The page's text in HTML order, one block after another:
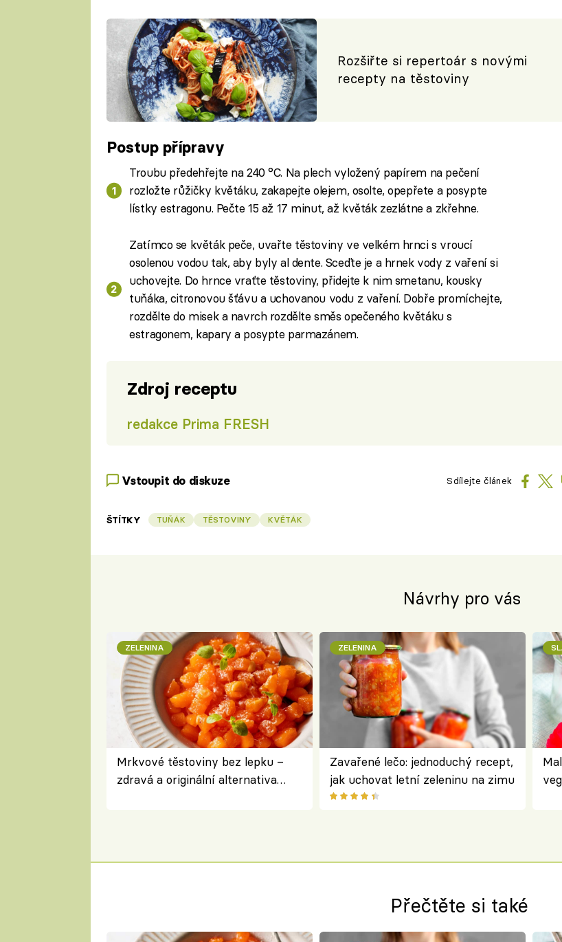
Rozšiřte si repertoár s novými
recepty na těstoviny
Postup přípravy
Troubu předehřejte na 240 °C. Na plech vyložený papírem na pečení
rozložte růžičky květáku, zakapejte olejem, osolte, opepřete a posypte
lístky estragonu. Pečte 15 až 17 minut, až květák zezlátne a zkřehne.
Zatímco se květák peče, uvařte těstoviny ve velkém hrnci s vroucí
osolenou vodou tak, aby byly al dente. Sceďte je a hrnek vody z vaření si
uchovejte. Do hrnce vraťte těstoviny, přidejte k nim smetanu, kousky
tuňáka, citronovou šťávu a uchovanou vodu z vaření. Dobře promíchejte,
rozdělte do misek a navrch rozdělte směs opečeného květáku s
estragonem, kapary a posypte parmazánem.
Zdroj receptu
redakce Prima FRESH
Vstoupit do diskuze Sdílejte článek
ŠTÍTKY TUŇÁK TĚSTOVINY KVĚTÁK
Návrhy pro vás
ZELENINA
Mrkvové těstoviny bez lepku –
zdravá a originální alternativa
ZELENINA
Zavařené lečo: jednoduchý recept,
jak uchovat letní zeleninu na zimu
Přečtěte si také